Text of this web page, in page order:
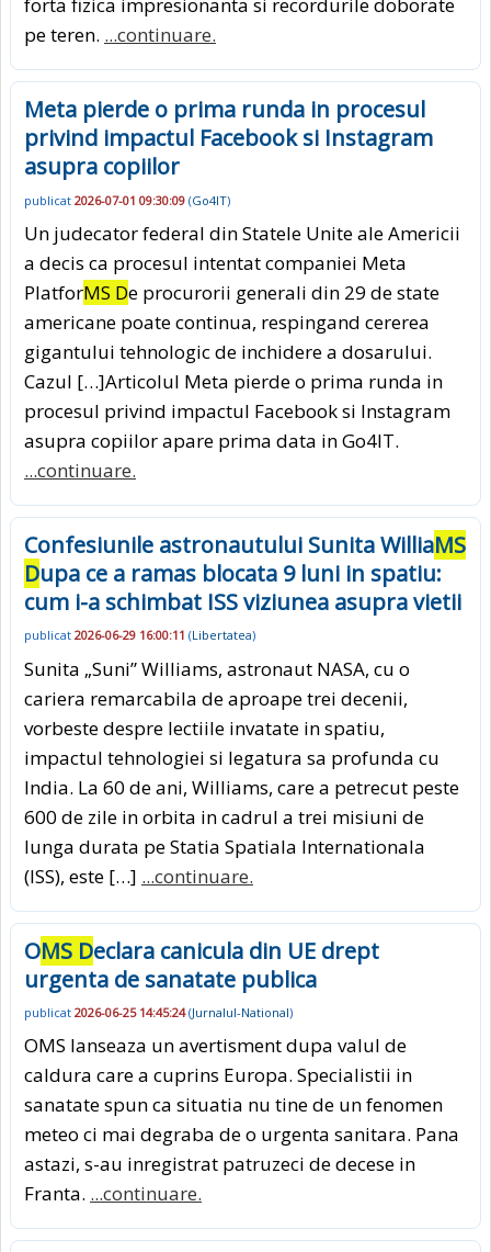
forta fizica impresionanta si recordurile doborate
pe teren. ...continuare.
Meta pierde o prima runda in procesul
privind impactul Facebook si Instagram
asupra copiilor
publicat 2026-07-01 09:30:09 (Go4IT)
Un judecator federal din Statele Unite ale Americii
a decis ca procesul intentat companiei Meta
PlatforMS De procurorii generali din 29 de state
americane poate continua, respingand cererea
gigantului tehnologic de inchidere a dosarului.
Cazul […]Articolul Meta pierde o prima runda in
procesul privind impactul Facebook si Instagram
asupra copiilor apare prima data in Go4IT.
...continuare.
Confesiunile astronautului Sunita WilliaMS
Dupa ce a ramas blocata 9 luni in spatiu:
cum i-a schimbat ISS viziunea asupra vietii
publicat 2026-06-29 16:00:11 (Libertatea)
Sunita „Suni” Williams, astronaut NASA, cu o
cariera remarcabila de aproape trei decenii,
vorbeste despre lectiile invatate in spatiu,
impactul tehnologiei si legatura sa profunda cu
India. La 60 de ani, Williams, care a petrecut peste
600 de zile in orbita in cadrul a trei misiuni de
lunga durata pe Statia Spatiala Internationala
(ISS), este […] ...continuare.
OMS Declara canicula din UE drept
urgenta de sanatate publica
publicat 2026-06-25 14:45:24(Jurnalul-National)
OMS lanseaza un avertisment dupa valul de
caldura care a cuprins Europa. Specialistii in
sanatate spun ca situatia nu tine de un fenomen
meteo ci mai degraba de o urgenta sanitara. Pana
astazi, s-au inregistrat patruzeci de decese in
Franta. ...continuare.